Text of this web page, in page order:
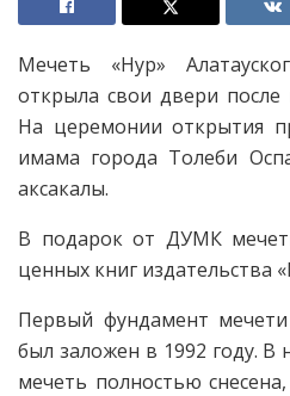
Мечеть «Нур»
открыла свои двери после
На церемонии открытия
имама города Толеби
аксакалы.
В подарок от ДУМК
ценных книг издательства
Первый фундамент
был заложен в 1992 году. В
мечеть полностью